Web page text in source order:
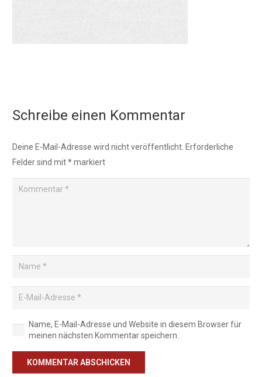
Schreibe einen Kommentar
Deine E-Mail-Adresse wird nicht veröffentlicht. Erforderliche
Felder sind mit*markiert
Name, E-Mail-Adresse und Website in diesem Browser für
meinen nächsten Kommentar speichern.
KOMMENTAR ABSCHICKEN